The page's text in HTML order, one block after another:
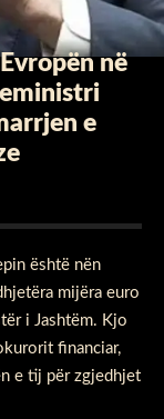
në
e
është nën
mijëra euro
i Jashtëm. Kjo
financiar,
e tij për zgjedhjet